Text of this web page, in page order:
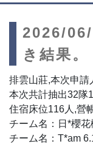
2026/06/
き結果。
排雲山莊,本次申請
本次共計抽出32隊
住宿床位116人,營
チーム名：日*櫻
チーム名：T*am